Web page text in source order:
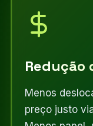
Redução
Menos
preço justo